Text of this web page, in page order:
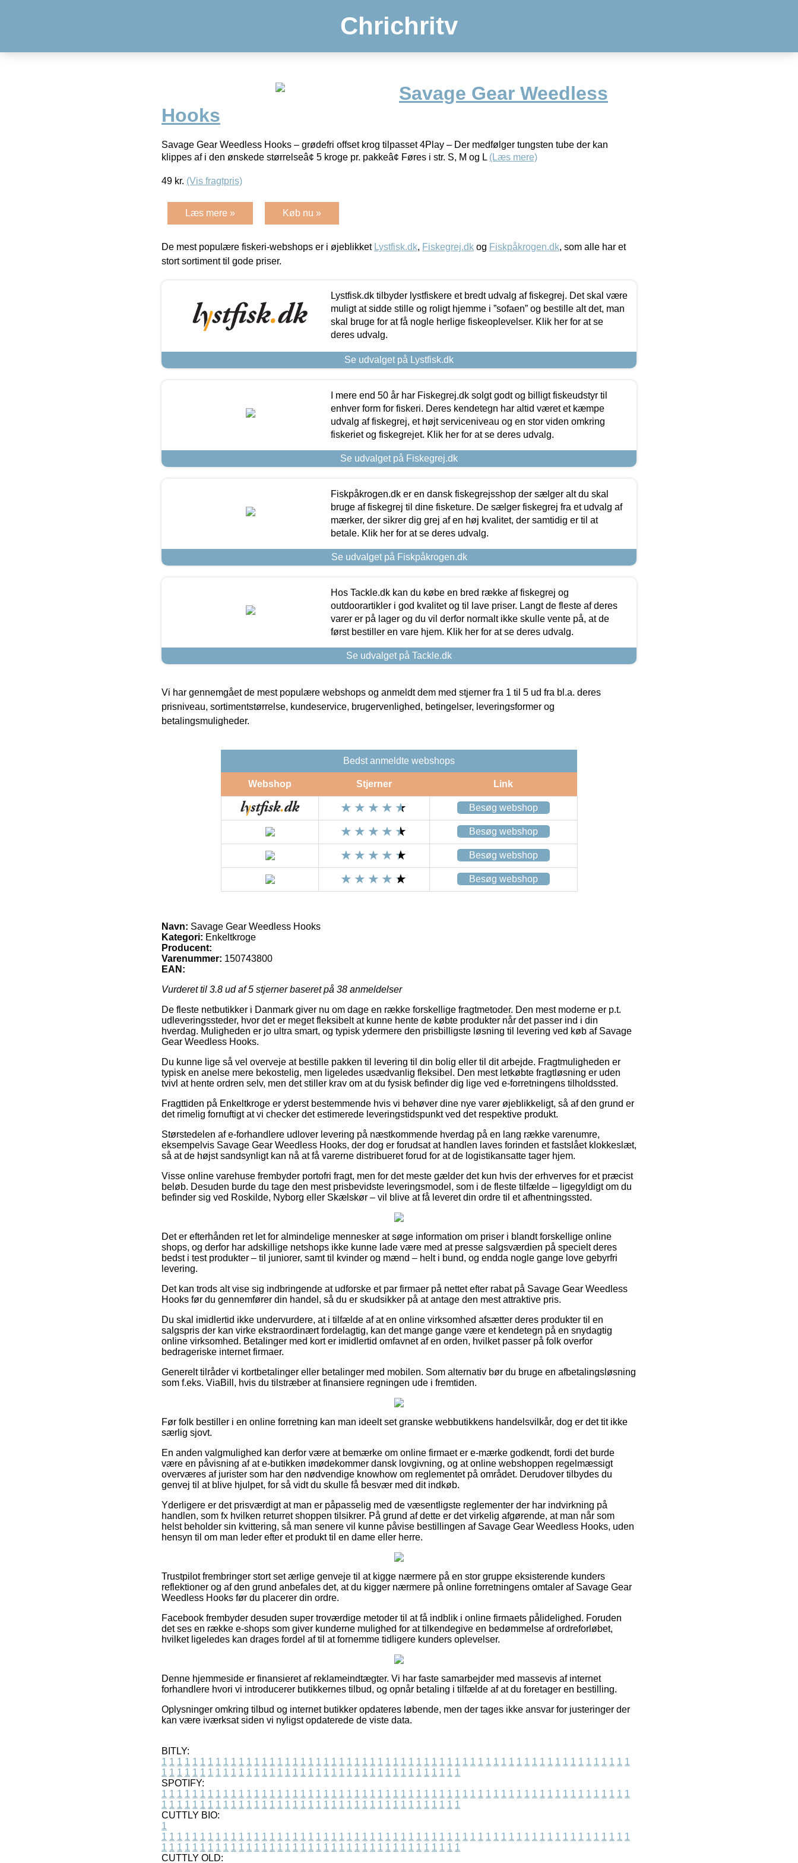
Chrichritv
Savage Gear Weedless
Hooks
Savage Gear Weedless Hooks – grødefri offset krog tilpasset 4Play – Der medfølger tungsten tube der kan
klippes af i den ønskede størrelseâ¢ 5 kroge pr. pakkeâ¢ Føres i str. S, M og L (Læs mere)
49 kr. (Vis fragtpris)
Læs mere » Køb nu »
De mest populære fiskeri-webshops er i øjeblikket Lystfisk.dk, Fiskegrej.dk og Fiskpåkrogen.dk, som alle har et
stort sortiment til gode priser.
Lystfisk.dk tilbyder lystfiskere et bredt udvalg af fiskegrej. Det skal være
muligt at sidde stille og roligt hjemme i ”sofaen” og bestille alt det, man
skal bruge for at få nogle herlige fiskeoplevelser. Klik her for at se
deres udvalg.
Se udvalget på Lystfisk.dk
I mere end 50 år har Fiskegrej.dk solgt godt og billigt fiskeudstyr til
enhver form for fiskeri. Deres kendetegn har altid været et kæmpe
udvalg af fiskegrej, et højt serviceniveau og en stor viden omkring
fiskeriet og fiskegrejet. Klik her for at se deres udvalg.
Se udvalget på Fiskegrej.dk
Fiskpåkrogen.dk er en dansk fiskegrejsshop der sælger alt du skal
bruge af fiskegrej til dine fisketure. De sælger fiskegrej fra et udvalg af
mærker, der sikrer dig grej af en høj kvalitet, der samtidig er til at
betale. Klik her for at se deres udvalg.
Se udvalget på Fiskpåkrogen.dk
Hos Tackle.dk kan du købe en bred række af fiskegrej og
outdoorartikler i god kvalitet og til lave priser. Langt de fleste af deres
varer er på lager og du vil derfor normalt ikke skulle vente på, at de
først bestiller en vare hjem. Klik her for at se deres udvalg.
Se udvalget på Tackle.dk
Vi har gennemgået de mest populære webshops og anmeldt dem med stjerner fra 1 til 5 ud fra bl.a. deres
prisniveau, sortimentstørrelse, kundeservice, brugervenlighed, betingelser, leveringsformer og
betalingsmuligheder.
Bedst anmeldte webshops
Webshop Stjerner Link
Besøg webshop
Besøg webshop
Besøg webshop
Besøg webshop
Navn: Savage Gear Weedless Hooks
Kategori: Enkeltkroge
Producent:
Varenummer: 150743800
EAN:
Vurderet til 3.8 ud af 5 stjerner baseret på 38 anmeldelser
De fleste netbutikker i Danmark giver nu om dage en række forskellige fragtmetoder. Den mest moderne er p.t.
udleveringssteder, hvor det er meget fleksibelt at kunne hente de købte produkter når det passer ind i din
hverdag. Muligheden er jo ultra smart, og typisk ydermere den prisbilligste løsning til levering ved køb af Savage
Gear Weedless Hooks.
Du kunne lige så vel overveje at bestille pakken til levering til din bolig eller til dit arbejde. Fragtmuligheden er
typisk en anelse mere bekostelig, men ligeledes usædvanlig fleksibel. Den mest letkøbte fragtløsning er uden
tvivl at hente ordren selv, men det stiller krav om at du fysisk befinder dig lige ved e-forretningens tilholdssted.
Fragttiden på Enkeltkroge er yderst bestemmende hvis vi behøver dine nye varer øjeblikkeligt, så af den grund er
det rimelig fornuftigt at vi checker det estimerede leveringstidspunkt ved det respektive produkt.
Størstedelen af e-forhandlere udlover levering på næstkommende hverdag på en lang række varenumre,
eksempelvis Savage Gear Weedless Hooks, der dog er forudsat at handlen laves forinden et fastslået klokkeslæt,
så at de højst sandsynligt kan nå at få varerne distribueret forud for at de logistikansatte tager hjem.
Visse online varehuse frembyder portofri fragt, men for det meste gælder det kun hvis der erhverves for et præcist
beløb. Desuden burde du tage den mest prisbevidste leveringsmodel, som i de fleste tilfælde – ligegyldigt om du
befinder sig ved Roskilde, Nyborg eller Skælskør – vil blive at få leveret din ordre til et afhentningssted.
Det er efterhånden ret let for almindelige mennesker at søge information om priser i blandt forskellige online
shops, og derfor har adskillige netshops ikke kunne lade være med at presse salgsværdien på specielt deres
bedst i test produkter – til juniorer, samt til kvinder og mænd – helt i bund, og endda nogle gange love gebyrfri
levering.
Det kan trods alt vise sig indbringende at udforske et par firmaer på nettet efter rabat på Savage Gear Weedless
Hooks før du gennemfører din handel, så du er skudsikker på at antage den mest attraktive pris.
Du skal imidlertid ikke undervurdere, at i tilfælde af at en online virksomhed afsætter deres produkter til en
salgspris der kan virke ekstraordinært fordelagtig, kan det mange gange være et kendetegn på en snydagtig
online virksomhed. Betalinger med kort er imidlertid omfavnet af en orden, hvilket passer på folk overfor
bedrageriske internet firmaer.
Generelt tilråder vi kortbetalinger eller betalinger med mobilen. Som alternativ bør du bruge en afbetalingsløsning
som f.eks. ViaBill, hvis du tilstræber at finansiere regningen ude i fremtiden.
Før folk bestiller i en online forretning kan man ideelt set granske webbutikkens handelsvilkår, dog er det tit ikke
særlig sjovt.
En anden valgmulighed kan derfor være at bemærke om online firmaet er e-mærke godkendt, fordi det burde
være en påvisning af at e-butikken imødekommer dansk lovgivning, og at online webshoppen regelmæssigt
overværes af jurister som har den nødvendige knowhow om reglementet på området. Derudover tilbydes du
genvej til at blive hjulpet, for så vidt du skulle få besvær med dit indkøb.
Yderligere er det prisværdigt at man er påpasselig med de væsentligste reglementer der har indvirkning på
handlen, som fx hvilken returret shoppen tilsikrer. På grund af dette er det virkelig afgørende, at man når som
helst beholder sin kvittering, så man senere vil kunne påvise bestillingen af Savage Gear Weedless Hooks, uden
hensyn til om man leder efter et produkt til en dame eller herre.
Trustpilot frembringer stort set ærlige genveje til at kigge nærmere på en stor gruppe eksisterende kunders
reflektioner og af den grund anbefales det, at du kigger nærmere på online forretningens omtaler af Savage Gear
Weedless Hooks før du placerer din ordre.
Facebook frembyder desuden super troværdige metoder til at få indblik i online firmaets pålidelighed. Foruden
det ses en række e-shops som giver kunderne mulighed for at tilkendegive en bedømmelse af ordreforløbet,
hvilket ligeledes kan drages fordel af til at fornemme tidligere kunders oplevelser.
Denne hjemmeside er finansieret af reklameindtægter. Vi har faste samarbejder med massevis af internet
forhandlere hvori vi introducerer butikkernes tilbud, og opnår betaling i tilfælde af at du foretager en bestilling.
Oplysninger omkring tilbud og internet butikker opdateres løbende, men der tages ikke ansvar for justeringer der
kan være iværksat siden vi nyligst opdaterede de viste data.
BITLY:
1 1 1 1 1 1 1 1 1 1 1 1 1 1 1 1 1 1 1 1 1 1 1 1 1 1 1 1 1 1 1 1 1 1 1 1 1 1 1 1 1 1 1 1 1 1 1 1 1 1 1 1 1 1 1 1 1 1 1 1 1
1 1 1 1 1 1 1 1 1 1 1 1 1 1 1 1 1 1 1 1 1 1 1 1 1 1 1 1 1 1 1 1 1 1 1 1 1 1 1
SPOTIFY:
1 1 1 1 1 1 1 1 1 1 1 1 1 1 1 1 1 1 1 1 1 1 1 1 1 1 1 1 1 1 1 1 1 1 1 1 1 1 1 1 1 1 1 1 1 1 1 1 1 1 1 1 1 1 1 1 1 1 1 1 1
1 1 1 1 1 1 1 1 1 1 1 1 1 1 1 1 1 1 1 1 1 1 1 1 1 1 1 1 1 1 1 1 1 1 1 1 1 1 1
CUTTLY BIO:
1
1 1 1 1 1 1 1 1 1 1 1 1 1 1 1 1 1 1 1 1 1 1 1 1 1 1 1 1 1 1 1 1 1 1 1 1 1 1 1 1 1 1 1 1 1 1 1 1 1 1 1 1 1 1 1 1 1 1 1 1 1
1 1 1 1 1 1 1 1 1 1 1 1 1 1 1 1 1 1 1 1 1 1 1 1 1 1 1 1 1 1 1 1 1 1 1 1 1 1 1
CUTTLY OLD: